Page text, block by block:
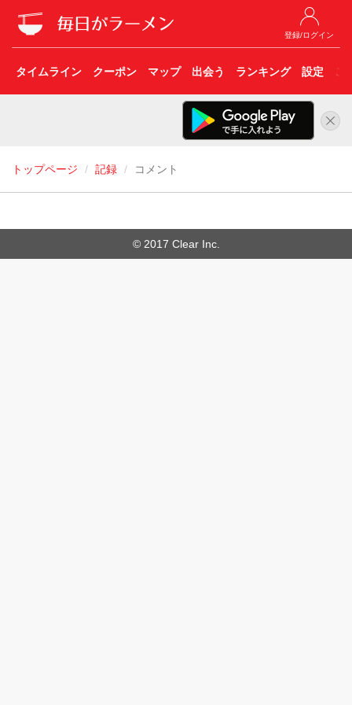
登録/ログイン
タイムライン クーポン マップ 出会う ランキング 設定 こ
トップページ 記録 コメント
© 2017 Clear Inc.